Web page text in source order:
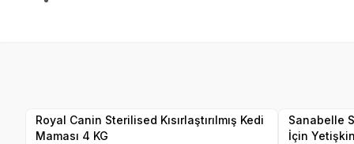
Royal Canin Sterilised Kısırlaştırılmış Kedi
Maması 4 KG
Sanabelle
İçin